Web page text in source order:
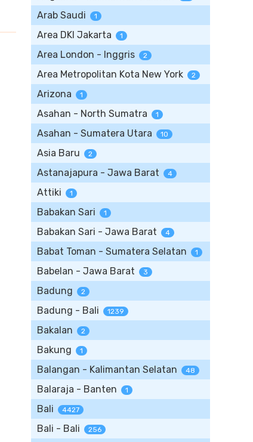
Arab Saudi 1
Area DKI Jakarta 1
Area London - Inggris 2
Area Metropolitan Kota New York 2
Arizona 1
Asahan - North Sumatra 1
Asahan - Sumatera Utara 10
Asia Baru 2
Astanajapura - Jawa Barat 4
Attiki 1
Babakan Sari 1
Babakan Sari - Jawa Barat 4
Babat Toman - Sumatera Selatan 1
Babelan - Jawa Barat 3
Badung 2
Badung - Bali 1239
Bakalan 2
Bakung 1
Balangan - Kalimantan Selatan 48
Balaraja - Banten 1
Bali 4427
Bali - Bali 256